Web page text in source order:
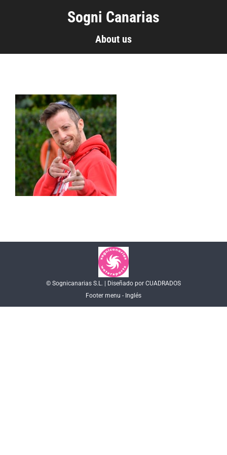
Sogni Canarias
About us
© Sognicanarias S.L. | Diseñado por CUADRADOS
Footer menu - Inglés